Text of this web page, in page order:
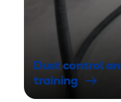
Dust control
training